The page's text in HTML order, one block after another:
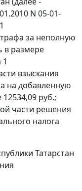
N 05-01-
за неполную
в размере
взыскания
на добавленную
руб.;
части решения
налога
Татарстан